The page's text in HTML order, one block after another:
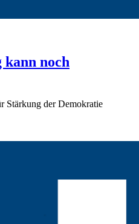
kann noch
Stärkung der Demokratie